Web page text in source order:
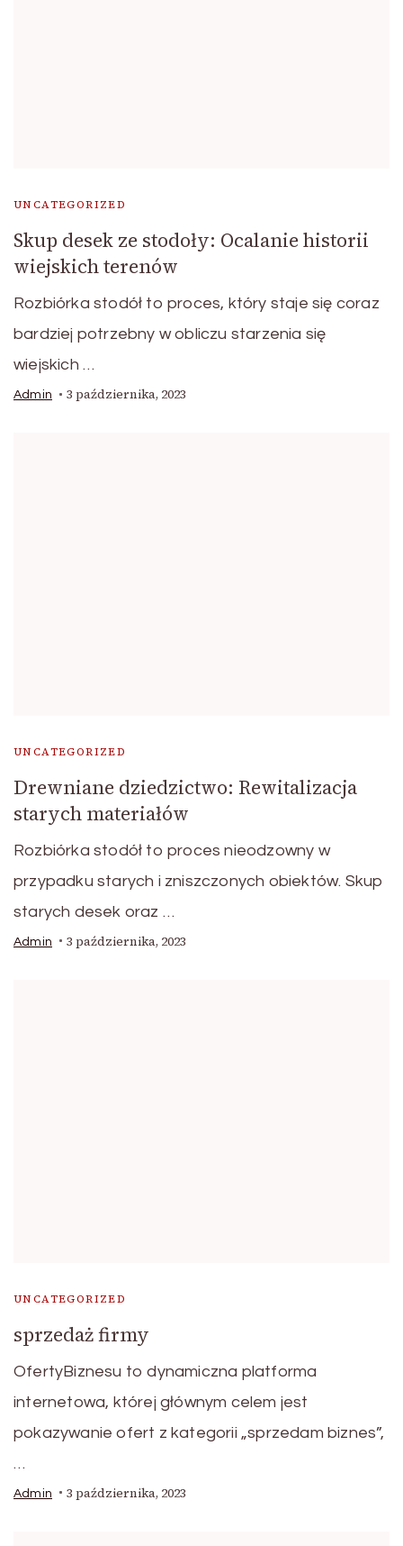
UNCATEGORIZED
Skup desek ze stodoły: Ocalanie historii
wiejskich terenów
Rozbiórka stodół to proces, który staje się coraz
bardziej potrzebny w obliczu starzenia się
wiejskich …
Admin 3 października, 2023
UNCATEGORIZED
Drewniane dziedzictwo: Rewitalizacja
starych materiałów
Rozbiórka stodół to proces nieodzowny w
przypadku starych i zniszczonych obiektów. Skup
starych desek oraz …
Admin 3 października, 2023
UNCATEGORIZED
sprzedaż firmy
OfertyBiznesu to dynamiczna platforma
internetowa, której głównym celem jest
pokazywanie ofert z kategorii „sprzedam biznes”,
…
Admin 3 października, 2023